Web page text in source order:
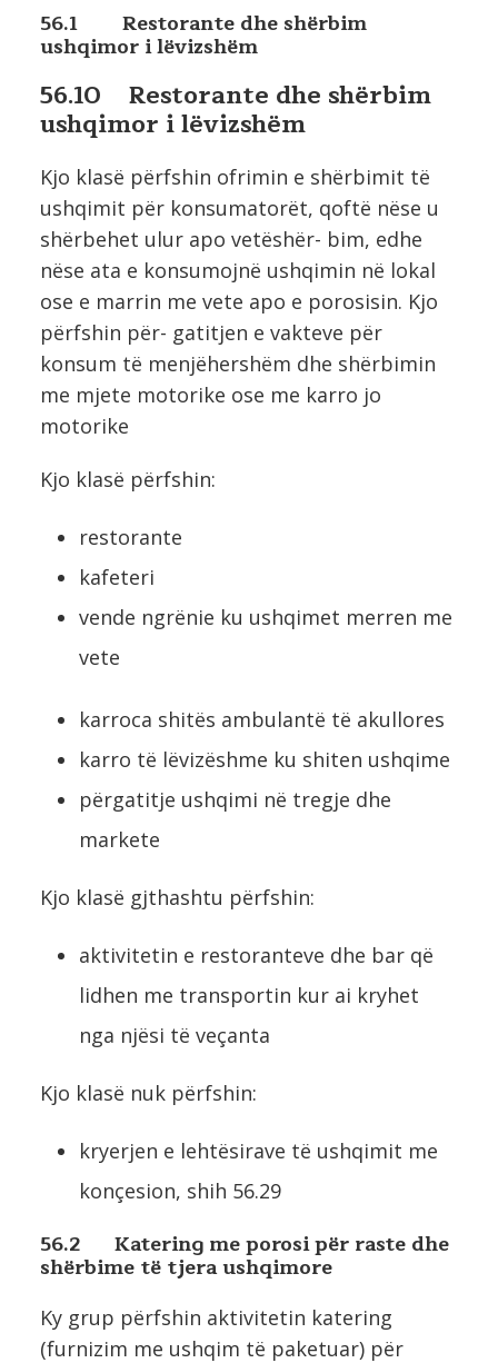
56.1 Restorante dhe shërbim
ushqimor i lëvizshëm
56.10 Restorante dhe shërbim
ushqimor i lëvizshëm
Kjo klasë përfshin ofrimin e shërbimit të
ushqimit për konsumatorët, qoftë nëse u
shërbehet ulur apo vetëshër- bim, edhe
nëse ata e konsumojnë ushqimin në lokal
ose e marrin me vete apo e porosisin. Kjo
përfshin për- gatitjen e vakteve për
konsum të menjëhershëm dhe shërbimin
me mjete motorike ose me karro jo
motorike
Kjo klasë përfshin:
restorante
kafeteri
vende ngrënie ku ushqimet merren me
vete
karroca shitës ambulantë të akullores
karro të lëvizëshme ku shiten ushqime
përgatitje ushqimi në tregje dhe
markete
Kjo klasë gjthashtu përfshin:
aktivitetin e restoranteve dhe bar që
lidhen me transportin kur ai kryhet
nga njësi të veçanta
Kjo klasë nuk përfshin:
kryerjen e lehtësirave të ushqimit me
konçesion, shih 56.29
56.2 Katering me porosi për raste dhe
shërbime të tjera ushqimore
Ky grup përfshin aktivitetin katering
(furnizim me ushqim të paketuar) për